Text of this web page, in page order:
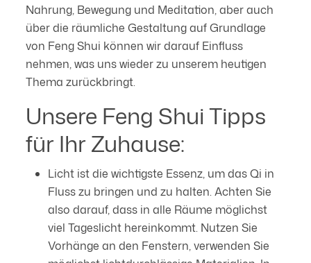
Nahrung, Bewegung und Meditation, aber auch
über die räumliche Gestaltung auf Grundlage
von Feng Shui können wir darauf Einfluss
nehmen, was uns wieder zu unserem heutigen
Thema zurückbringt.
Unsere Feng Shui Tipps
für Ihr Zuhause:
Licht ist die wichtigste Essenz, um das Qi in
Fluss zu bringen und zu halten. Achten Sie
also darauf, dass in alle Räume möglichst
viel Tageslicht hereinkommt. Nutzen Sie
Vorhänge an den Fenstern, verwenden Sie